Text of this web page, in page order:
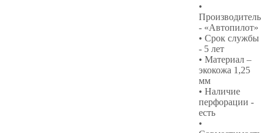
•
Производитель
- «Автопилот»
• Срок службы
- 5 лет
• Материал –
экокожа 1,25
мм
• Наличие
перфорации -
есть
•